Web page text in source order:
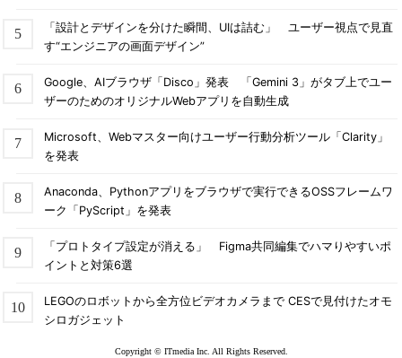
「設計とデザインを分けた瞬間、UIは詰む」 ユーザー視点で見直
す“エンジニアの画面デザイン”
Google、AIブラウザ「Disco」発表 「Gemini 3」がタブ上でユー
ザーのためのオリジナルWebアプリを自動生成
Microsoft、Webマスター向けユーザー行動分析ツール「Clarity」
を発表
Anaconda、Pythonアプリをブラウザで実行できるOSSフレームワ
ーク「PyScript」を発表
「プロトタイプ設定が消える」 Figma共同編集でハマりやすいポ
イントと対策6選
LEGOのロボットから全方位ビデオカメラまで CESで見付けたオモ
シロガジェット
Copyright © ITmedia Inc. All Rights Reserved.